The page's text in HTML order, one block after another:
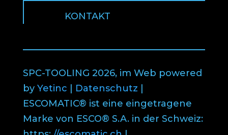
KONTAKT
SPC-TOOLING 2026, im Web powered
by Yetinc Datenschutz
ESCOMATIC® ist eine eingetragene
Marke von ESCO® S.A. in der Schweiz: